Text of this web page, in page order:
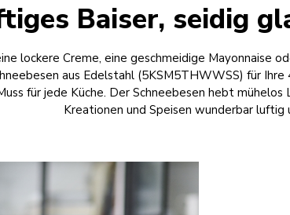
Baiser, seidig
lockere Creme, eine geschmeidige Mayonnaise
aus Edelstahl (5KSM5THWWSS) für Ihre
für jede Küche. Der Schneebesen hebt
Kreationen und Speisen wunderbar luftig